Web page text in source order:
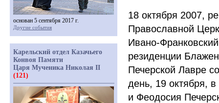
18 октября 2007,
Православной
Ивано-
резиденции
Печерской Лавре
день, 19 октября,
и Феодосия
основан 5 сентября 2017 г.
Другие события
Карельский отдел Казачьего
Конвоя Памяти
Царя Мученика Николая II
(121)